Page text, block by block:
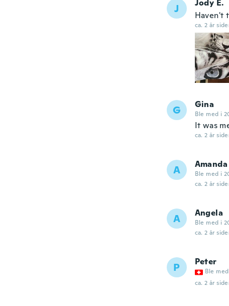
J
Jody E.
Haven't
ca. 2 år
G Gina
Ble med i
It was
ca. 2 år
A Amanda
Ble med i
ca. 2 år
A Angela
Ble med i
ca. 2 år
P Peter
Ble
ca. 2 år